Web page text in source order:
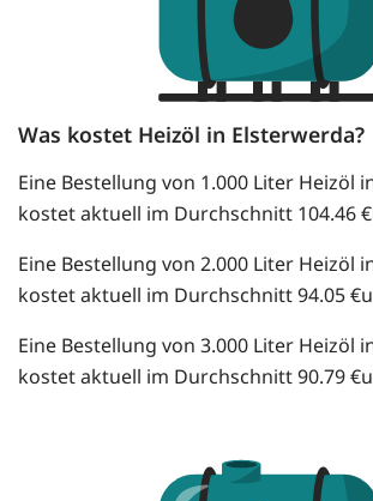
Was kostet Heizöl in Elsterwerda?
Eine Bestellung von 1.000 Liter Heizöl
kostet aktuell im Durchschnitt 104.46
Eine Bestellung von 2.000 Liter Heizöl
kostet aktuell im Durchschnitt 94.05
Eine Bestellung von 3.000 Liter Heizöl
kostet aktuell im Durchschnitt 90.79